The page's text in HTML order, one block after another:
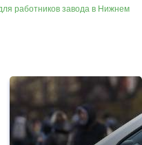
работников завода в Нижнем